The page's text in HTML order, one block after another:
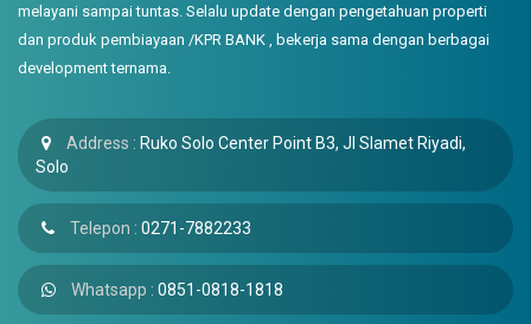
melayani sampai tuntas. Selalu update dengan pengetahuan properti
dan produk pembiayaan /KPR BANK , bekerja sama dengan berbagai
development ternama.
Address : Ruko Solo Center Point B3, Jl Slamet Riyadi,
Solo
Telepon : 0271-7882233
Whatsapp : 0851-0818-1818